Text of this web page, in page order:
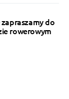
zapraszamy do
rowerowym